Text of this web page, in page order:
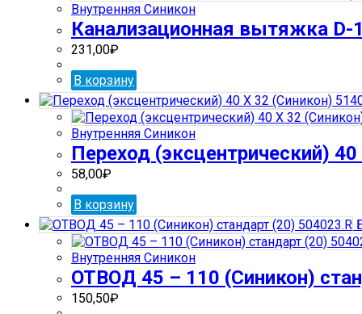
Внутренняя Синикон
Канализационная вытяжка D-
231,00₽
В корзину
Внутренняя Синикон
Переход (эксцентрический)
58,00₽
В корзину
Внутренняя Синикон
ОТВОД 45 – 110 (Синикон)
150,50₽